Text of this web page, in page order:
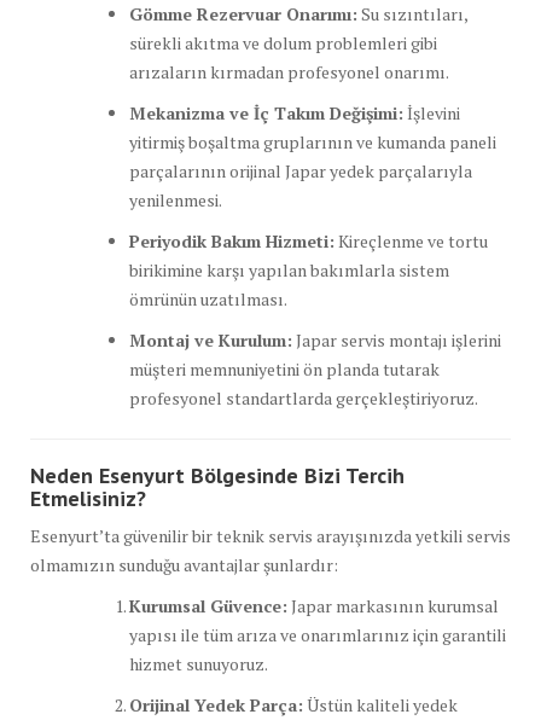
Gömme Rezervuar Onarımı: Su sızıntıları,
sürekli akıtma ve dolum problemleri gibi
arızaların kırmadan profesyonel onarımı.
Mekanizma ve İç Takım Değişimi: İşlevini
yitirmiş boşaltma gruplarının ve kumanda paneli
parçalarının orijinal Japar yedek parçalarıyla
yenilenmesi.
Periyodik Bakım Hizmeti: Kireçlenme ve tortu
birikimine karşı yapılan bakımlarla sistem
ömrünün uzatılması.
Montaj ve Kurulum: Japar servis montajı işlerini
müşteri memnuniyetini ön planda tutarak
profesyonel standartlarda gerçekleştiriyoruz.
Neden Esenyurt Bölgesinde Bizi Tercih
Etmelisiniz?
Esenyurt’ta güvenilir bir teknik servis arayışınızda yetkili servis
olmamızın sunduğu avantajlar şunlardır:
Kurumsal Güvence: Japar markasının kurumsal
yapısı ile tüm arıza ve onarımlarınız için garantili
hizmet sunuyoruz.
Orijinal Yedek Parça: Üstün kaliteli yedek